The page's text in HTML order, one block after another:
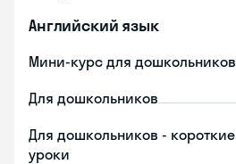
Английский язык
Мини-курс для дошкольников
Для дошкольников
Для дошкольников - короткие
уроки